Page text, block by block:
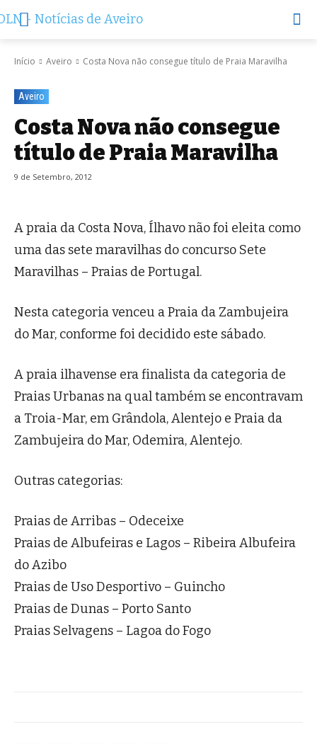
Início Aveiro Costa Nova não consegue título de Praia Maravilha
Aveiro
Costa Nova não consegue
título de Praia Maravilha
9 de Setembro, 2012
A praia da Costa Nova, Ílhavo não foi eleita como
uma das sete maravilhas do concurso Sete
Maravilhas – Praias de Portugal.
Nesta categoria venceu a Praia da Zambujeira
do Mar, conforme foi decidido este sábado.
A praia ilhavense era finalista da categoria de
Praias Urbanas na qual também se encontravam
a Troia-Mar, em Grândola, Alentejo e Praia da
Zambujeira do Mar, Odemira, Alentejo.
Outras categorias:
Praias de Arribas – Odeceixe
Praias de Albufeiras e Lagos – Ribeira Albufeira
do Azibo
Praias de Uso Desportivo – Guincho
Praias de Dunas – Porto Santo
Praias Selvagens – Lagoa do Fogo